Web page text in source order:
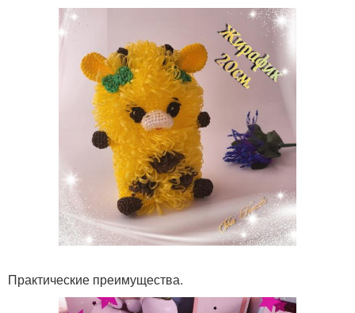
Практические преимущества.